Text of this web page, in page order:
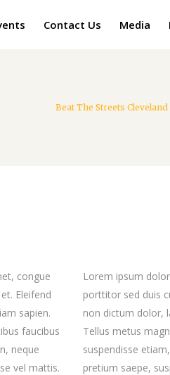
Contact Us Media
Beat The Streets Cleveland
congue
Eleifend
sapien.
faucibus
neque
vel mattis.
Lorem ipsum
porttitor sed duis
non dictum dolor,
Tellus metus
suspendisse
pretium saepe,